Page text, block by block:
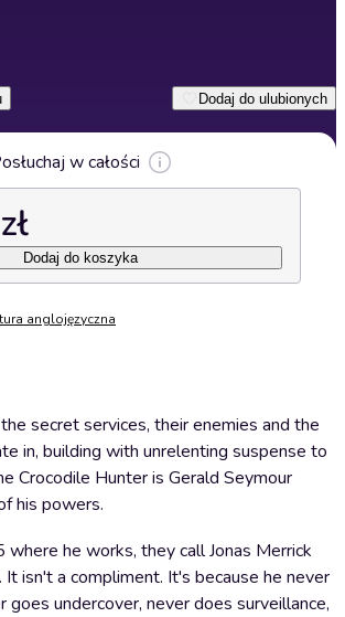
Dodaj do ulubionych
w całości
Dodaj do koszyka
anglojęzyczna
secret services, their enemies and the
in, building with unrelenting suspense to
Crocodile Hunter is Gerald Seymour
his powers.
he works, they call Jonas Merrick
isn't a compliment. It's because he never
goes undercover, never does surveillance,